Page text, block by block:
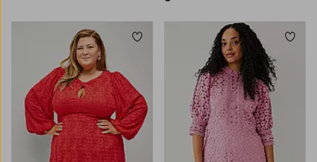
1 kleur
Toevoegen aan favorieten